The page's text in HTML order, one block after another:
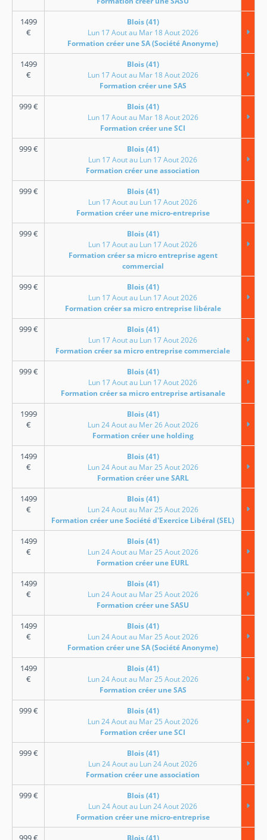
1499
€
Blois (41)
Lun 17 Aout au Mar 18 Aout 2026
Formation créer une SA (Société Anonyme)
1499
€
Blois (41)
Lun 17 Aout au Mar 18 Aout 2026
Formation créer une SAS
999€
Blois (41)
Lun 17 Aout au Mar 18 Aout 2026
Formation créer une SCI
999€
Blois (41)
Lun 17 Aout au Lun 17 Aout 2026
Formation créer une association
999€
Blois (41)
Lun 17 Aout au Lun 17 Aout 2026
Formation créer une micro-entreprise
999€
Blois (41)
Lun 17 Aout au Lun 17 Aout 2026
Formation créer sa micro entreprise agent
commercial
999€
Blois (41)
Lun 17 Aout au Lun 17 Aout 2026
Formation créer sa micro entreprise libérale
999€
Blois (41)
Lun 17 Aout au Lun 17 Aout 2026
Formation créer sa micro entreprise commerciale
999€
Blois (41)
Lun 17 Aout au Lun 17 Aout 2026
Formation créer sa micro entreprise artisanale
1999
€
Blois (41)
Lun 24 Aout au Mer 26 Aout 2026
Formation créer une holding
1499
€
Blois (41)
Lun 24 Aout au Mar 25 Aout 2026
Formation créer une SARL
1499
€
Blois (41)
Lun 24 Aout au Mar 25 Aout 2026
Formation créer une Société d'Exercice Libéral (SEL)
1499
€
Blois (41)
Lun 24 Aout au Mar 25 Aout 2026
Formation créer une EURL
1499
€
Blois (41)
Lun 24 Aout au Mar 25 Aout 2026
Formation créer une SASU
1499
€
Blois (41)
Lun 24 Aout au Mar 25 Aout 2026
Formation créer une SA (Société Anonyme)
1499
€
Blois (41)
Lun 24 Aout au Mar 25 Aout 2026
Formation créer une SAS
999€
Blois (41)
Lun 24 Aout au Mar 25 Aout 2026
Formation créer une SCI
999€
Blois (41)
Lun 24 Aout au Lun 24 Aout 2026
Formation créer une association
999€
Blois (41)
Lun 24 Aout au Lun 24 Aout 2026
Formation créer une micro-entreprise
999€
Blois (41)